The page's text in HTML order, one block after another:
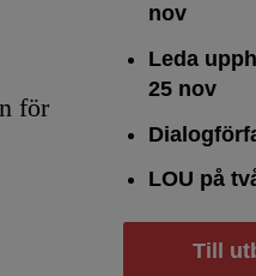
för
nov
Leda
25 nov
LOU på
Till